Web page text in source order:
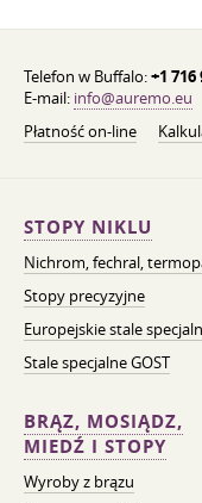
Telefon w Buffalo:+1 716
E-mail: info@auremo.eu
Płatność on-line
STOPY NIKLU
Nichrom, fechral,
Stopy precyzyjne
Europejskie stale
Stale specjalne GOST
BRĄZ, MOSIĄDZ,
MIEDŹ I STOPY
Wyroby z brązu